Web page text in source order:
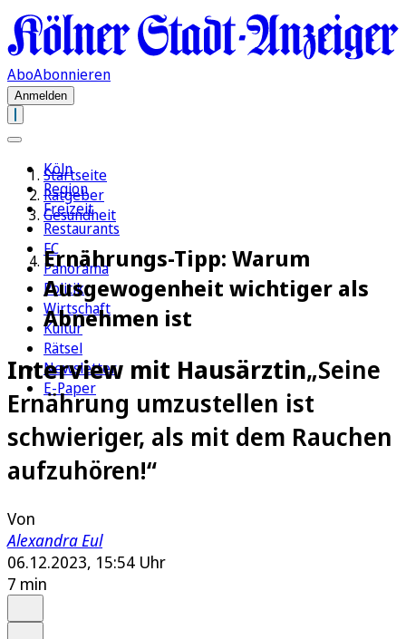
AboAbonnieren
Anmelden
Köln
Region
Freizeit
Restaurants
FC
Panorama
Politik
Wirtschaft
Kultur
Rätsel
Newsletter
E-Paper
Startseite
Ratgeber
Gesundheit
Ernährungs-Tipp: Warum
Ausgewogenheit wichtiger als
Abnehmen ist
Interview mit Hausärztin„Seine
Ernährung umzustellen ist
schwieriger, als mit dem Rauchen
aufzuhören!“
Von
Alexandra Eul
06.12.2023, 15:54 Uhr
7 min